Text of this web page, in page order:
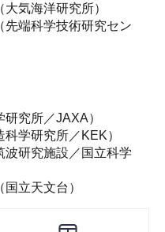
気海洋研究所）
先端科学技術研究セン
究所／JAXA）
学研究所／KEK）
波研究施設／国立科学
立天文台）